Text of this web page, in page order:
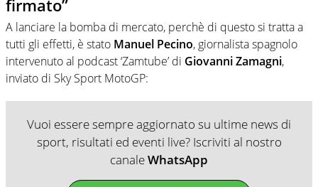
firmato”
A lanciare la bomba di mercato, perchè di questo si tratta a
tutti gli effetti, è stato Manuel Pecino, giornalista spagnolo
intervenuto al podcast ‘Zamtube’ di Giovanni Zamagni,
inviato di Sky Sport MotoGP:
Vuoi essere sempre aggiornato su ultime news di
sport, risultati ed eventi live? Iscriviti al nostro
canaleWhatsApp